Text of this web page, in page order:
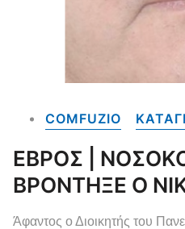
COMFUZIO
ΕΒΡΟΣ |
ΒΡΟΝΤΗΞΕ Ο
Άφαντος ο Διοικητής του